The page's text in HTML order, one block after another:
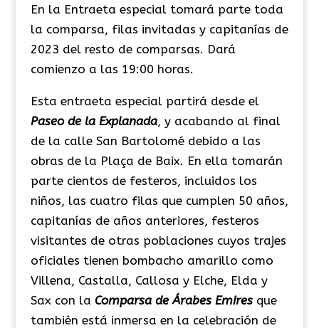
En la Entraeta especial tomará parte toda
la comparsa, filas invitadas y capitanías de
2023 del resto de comparsas. Dará
comienzo a las 19:00 horas.
Esta entraeta especial partirá desde el
Paseo de la Explanada, y acabando al final
de la calle San Bartolomé debido a las
obras de la Plaça de Baix. En ella tomarán
parte cientos de festeros, incluidos los
niños, las cuatro filas que cumplen 50 años,
capitanías de años anteriores, festeros
visitantes de otras poblaciones cuyos trajes
oficiales tienen bombacho amarillo como
Villena, Castalla, Callosa y Elche, Elda y
Sax con la Comparsa de Árabes Emiresque
también está inmersa en la celebración de